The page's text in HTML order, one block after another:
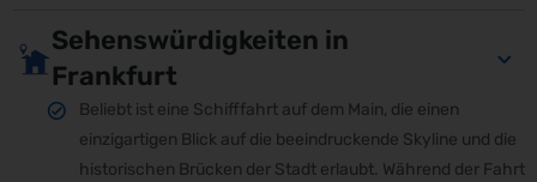
Sehenswürdigkeiten in
Frankfurt
Beliebt ist eine Schifffahrt auf dem Main, die einen
einzigartigen Blick auf die beeindruckende Skyline und die
historischen Brücken der Stadt erlaubt. Während der Fahrt